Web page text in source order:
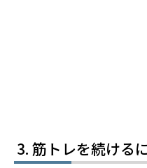
筋トレを続ける